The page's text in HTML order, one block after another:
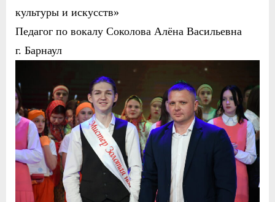
культуры и искусств»
Педагог по вокалу Соколова Алёна Васильевна
г. Барнаул